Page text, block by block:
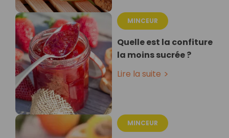
MINCEUR
Quelle est la confiture
la moins sucrée ?
Lire la suite
MINCEUR